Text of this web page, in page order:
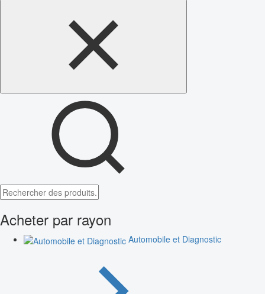
Acheter par rayon
Automobile et Diagnostic